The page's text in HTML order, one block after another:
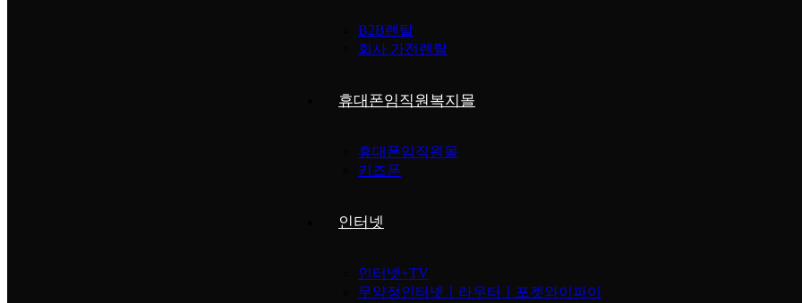
B2B렌탈
회사 가전렌탈
휴대폰임직원복지몰
휴대폰임직원몰
키즈폰
인터넷
인터넷+TV
무약정인터넷ㅣ라우터ㅣ포켓와이파이